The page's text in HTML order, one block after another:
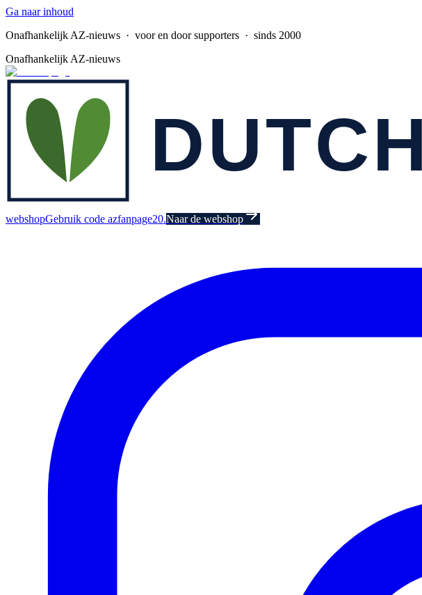
Ga naar inhoud
Onafhankelijk AZ-nieuws · voor en door supporters · sinds 2000
Onafhankelijk AZ-nieuws
webshopGebruik code azfanpage20.Naar de webshop